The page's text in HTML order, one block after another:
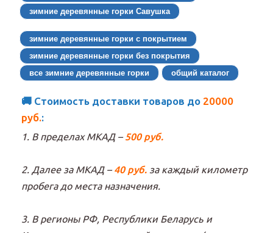
зимние деревянные горки Савушка
зимние деревянные горки с покрытием
зимние деревянные горки без покрытия
все зимние деревянные горки
общий каталог
🚚 Стоимость доставки товаров до 20000
руб.:
1. В пределах МКАД – 500 руб.
2. Далее за МКАД – 40 руб. за каждый километр
пробега до места назначения.
3. В регионы РФ, Республики Беларусь и